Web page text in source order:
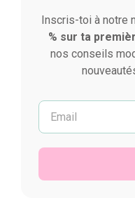
Inscris-toi à notre
% sur ta
nos conseils